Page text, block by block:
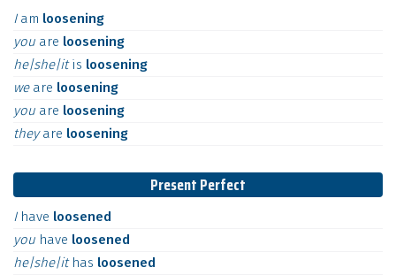
I am loosening
you are loosening
he|she|itis loosening
we are loosening
you are loosening
theyare loosening
Present Perfect
I have loosened
you have loosened
he|she|it has loosened